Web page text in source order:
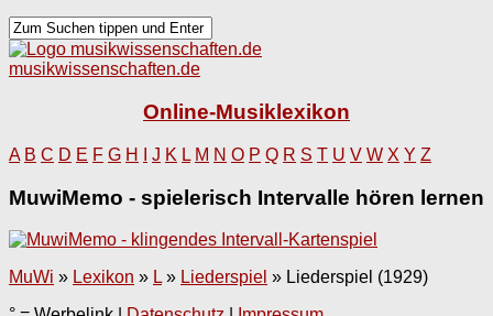
musikwissenschaften.de
Online-Musiklexikon
A B C D E F G H J K L M N O P Q R S T U V W X Y Z
MuwiMemo - spielerisch Intervalle hören lernen
MuWi » Lexikon » L » Liederspiel » Liederspiel (1929)